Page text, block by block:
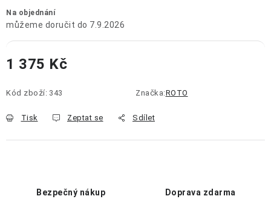
ZNAČKY
Podmínky ochrany osobních údajů
Na objednání
7.9.2026
1 375 Kč
Kód zboží: 343 Značka:ROTO
Tisk Zeptat se Sdílet
Bezpečný nákup Doprava zdarma